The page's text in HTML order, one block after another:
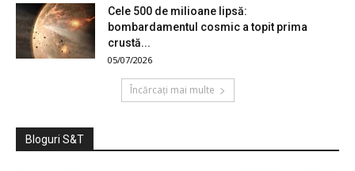
Cele 500 de milioane lipsă:
bombardamentul cosmic a topit prima
crustă...
05/07/2026
Încărcați mai multe
Bloguri S&T